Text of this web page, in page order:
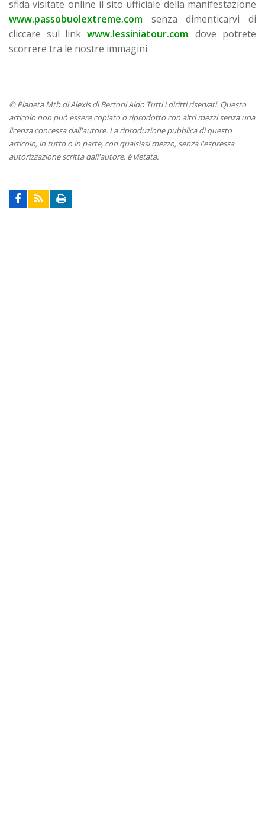
sfida visitate online il sito ufficiale della manifestazione
www.passobuolextreme.com senza dimenticarvi di
cliccare sul link www.lessiniatour.com. dove potrete
scorrere tra le nostre immagini.
© Pianeta Mtb di Alexis di Bertoni Aldo Tutti i diritti riservati. Questo
articolo non può essere copiato o riprodotto con altri mezzi senza una
licenza concessa dall'autore. La riproduzione pubblica di questo
articolo, in tutto o in parte, con qualsiasi mezzo, senza l'espressa
autorizzazione scritta dall'autore, è vietata.